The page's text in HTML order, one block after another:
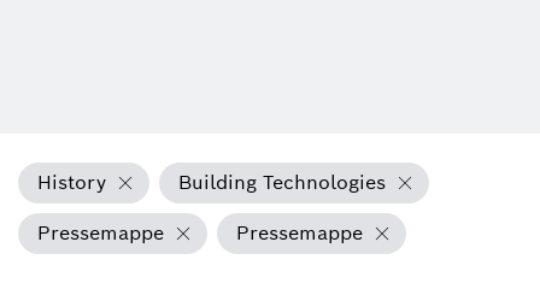
History
Building Technologies
Pressemappe
Pressemappe